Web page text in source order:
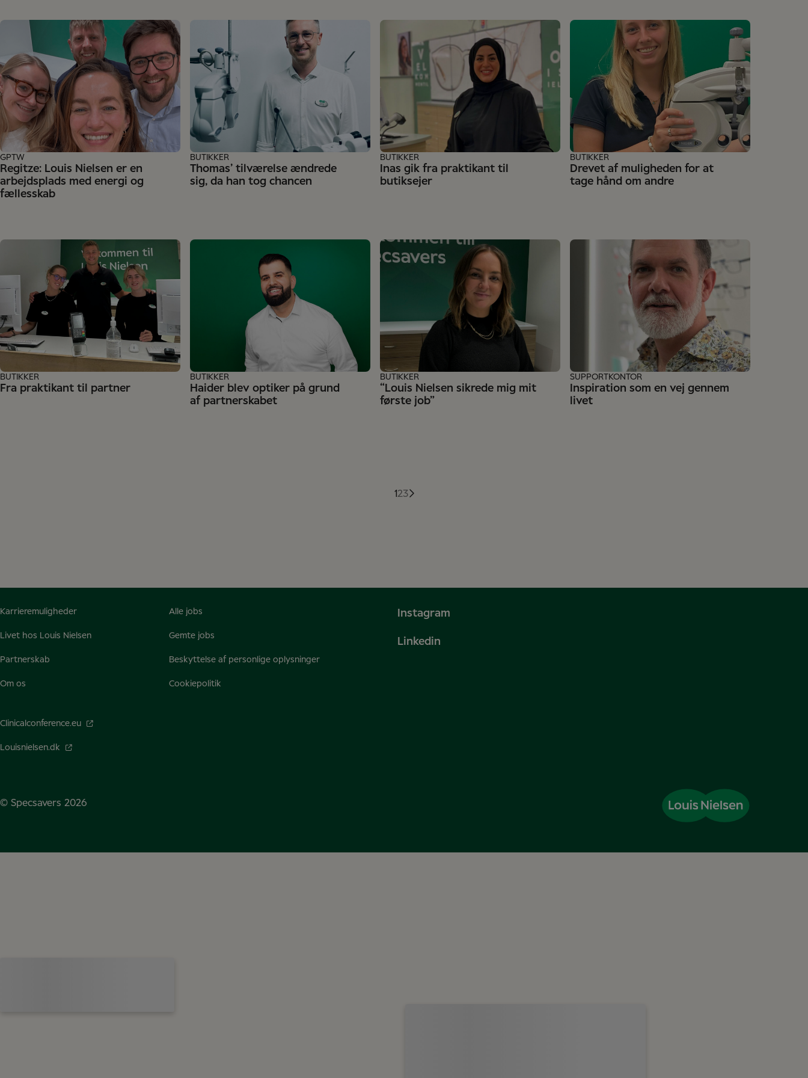
Regitze: Louis Nielsen er en
arbejdsplads med energi og
fællesskab
GPTW
Thomas’ tilværelse ændrede
sig, da han tog chancen
BUTIKKER
Inas gik fra praktikant til
butiksejer
BUTIKKER
Drevet af muligheden for at
tage hånd om andre
BUTIKKER
Fra praktikant til partner
BUTIKKER
Haider blev optiker på grund
af partnerskabet
BUTIKKER
“Louis Nielsen sikrede mig mit
første job”
BUTIKKER
Inspiration som en vej gennem
livet
SUPPORTKONTOR
123
Karrieremuligheder
Livet hos Louis Nielsen
Partnerskab
Om os
Alle jobs
Gemte jobs
Beskyttelse af personlige oplysninger
Cookiepolitik
Instagram
Linkedin
Clinicalconference.eu
Louisnielsen.dk
© Specsavers 2026